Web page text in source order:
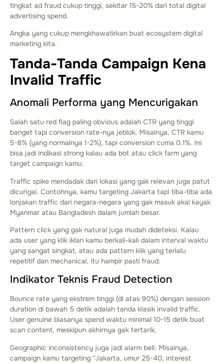
tingkat ad fraud cukup tinggi, sekitar 15-20% dari total digital
advertising spend.
Angka yang cukup mengkhawatirkan buat ecosystem digital
marketing kita.
Tanda-Tanda Campaign Kena
Invalid Traffic
Anomali Performa yang Mencurigakan
Salah satu red flag paling obvious adalah CTR yang tinggi
banget tapi conversion rate-nya jeblok. Misalnya, CTR kamu
5-8% (yang normalnya 1-2%), tapi conversion cuma 0.1%. Ini
bisa jadi indikasi strong kalau ada bot atau click farm yang
target campaign kamu.
Traffic spike mendadak dari lokasi yang gak relevan juga patut
dicurigai. Contohnya, kamu targeting Jakarta tapi tiba-tiba ada
lonjakan traffic dari negara-negara yang gak masuk akal kayak
Myanmar atau Bangladesh dalam jumlah besar.
Pattern click yang gak natural juga mudah dideteksi. Kalau
ada user yang klik iklan kamu berkali-kali dalam interval waktu
yang sangat singkat, atau ada pattern klik yang terlalu
repetitif dan mechanical, itu hampir pasti fraud.
Indikator Teknis Fraud Detection
Bounce rate yang ekstrem tinggi (di atas 90%) dengan session
duration di bawah 5 detik adalah tanda klasik invalid traffic.
User genuine biasanya spend waktu minimal 10-15 detik buat
scan content, meskipun akhirnya gak tertarik.
Geographic inconsistency juga jadi alarm bell. Misalnya,
campaign kamu targeting “Jakarta, umur 25-40, interest